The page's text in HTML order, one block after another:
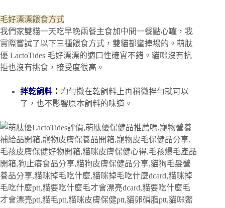
毛好漂漂餵食方式
我們家雙貓一天吃早晚兩餐主食加中間一餐點心罐，我
實際嘗試了以下三種餵食方式，雙貓都蠻捧場的。萌肽
優 LactoTides 毛好漂漂的適口性確實不錯。貓咪沒有抗
拒也沒有挑食，接受度很高。
拌乾飼料： 均勻撒在乾飼料上再稍微拌勻就可以
了，也不影響原本飼料的味道。